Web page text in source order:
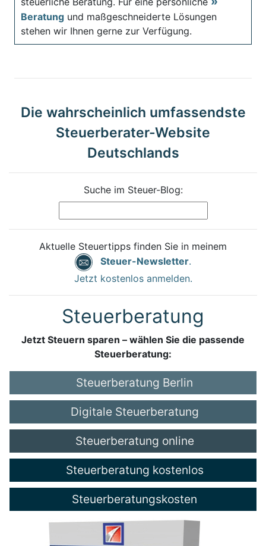
Beratung und maßgeschneiderte Lösungen
stehen wir Ihnen gerne zur Verfügung.
Die wahrscheinlich umfassendste
Steuerberater-Website
Deutschlands
Suche im Steuer-Blog:
Aktuelle Steuertipps finden Sie in meinem
Steuer-Newsletter.
Jetzt kostenlos anmelden.
Steuerberatung
Jetzt Steuern sparen – wählen Sie die passende
Steuerberatung:
Steuerberatung Berlin
Digitale Steuerberatung
Steuerberatung online
Steuerberatung kostenlos
Steuerberatungskosten